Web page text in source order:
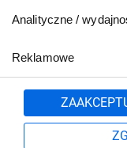
Analityczne /
Reklamowe
801